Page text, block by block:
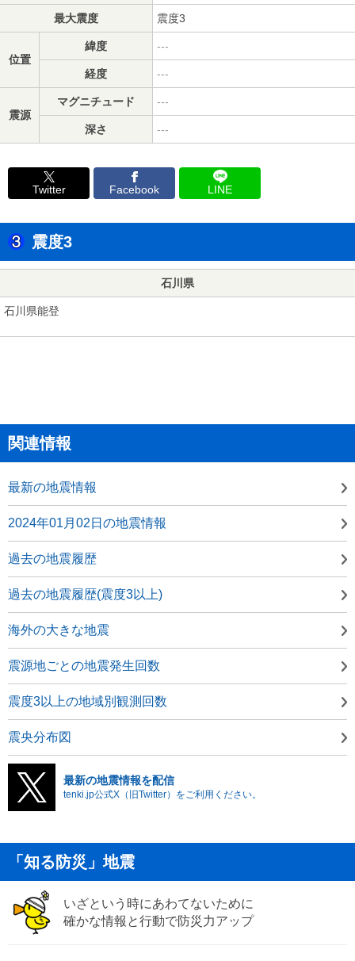
最大震度 震度3
位置
緯度 ---
経度 ---
震源
マグニチュード ---
深さ ---
Twitter Facebook LINE
震度3
石川県
石川県能登
関連情報
最新の地震情報
2024年01月02日の地震情報
過去の地震履歴
過去の地震履歴(震度3以上)
海外の大きな地震
震源地ごとの地震発生回数
震度3以上の地域別観測回数
震央分布図
最新の地震情報を配信
tenki.jp公式X（旧Twitter）をご利用ください。
「知る防災」地震
いざという時にあわてないために
確かな情報と行動で防災力アップ